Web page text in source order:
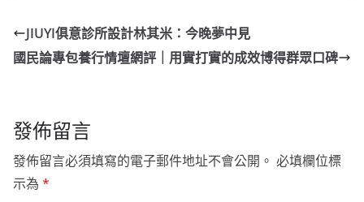
JIUYI俱意診所設計林其米：今晚夢中見
國民論專包養行情壇網評｜用實打實的成效博得群眾口碑
發佈留言
發佈留言必須填寫的電子郵件地址不會公開。 必填欄位標
示為 *